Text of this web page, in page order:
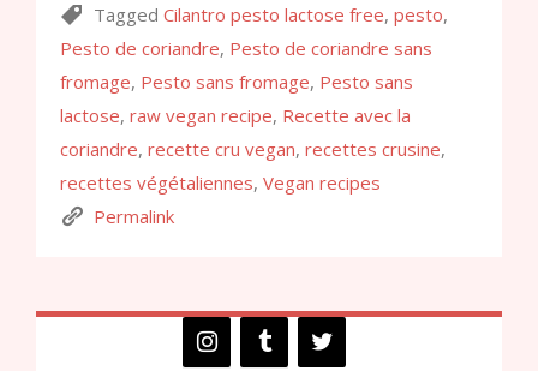
Tagged Cilantro pesto lactose free, pesto,
Pesto de coriandre, Pesto de coriandre sans
fromage, Pesto sans fromage, Pesto sans
lactose, raw vegan recipe, Recette avec la
coriandre, recette cru vegan, recettes crusine,
recettes végétaliennes, Vegan recipes
Permalink